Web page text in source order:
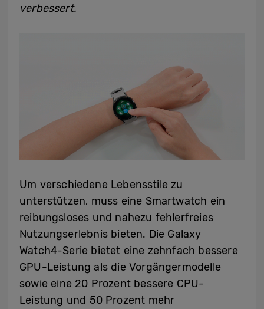
verbessert.
Um verschiedene Lebensstile zu
unterstützen, muss eine Smartwatch ein
reibungsloses und nahezu fehlerfreies
Nutzungserlebnis bieten. Die Galaxy
Watch4-Serie bietet eine zehnfach bessere
GPU-Leistung als die Vorgängermodelle
sowie eine 20 Prozent bessere CPU-
Leistung und 50 Prozent mehr